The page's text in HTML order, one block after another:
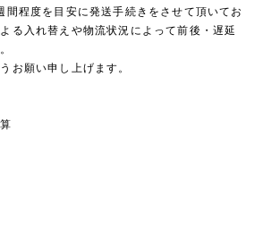
間程度を目安に発送手続きをさせて頂いてお
る入れ替えや物流状況によって前後・遅延
お願い申し上げます。